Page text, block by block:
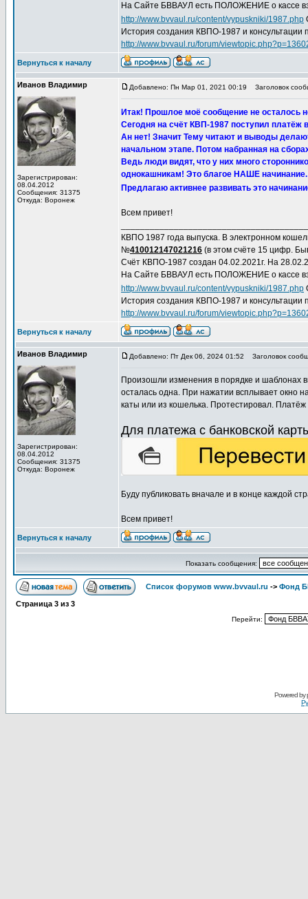
На Сайте БВВАУЛ есть ПОЛОЖЕНИЕ о кассе
http://www.bvvaul.ru/content/vypuskniki/1987.php
История создания КВПО-1987 и консультации
http://www.bvvaul.ru/forum/
Вернуться к началу
Иванов Владимир
Зарегистрирован:
08.04.2012
Сообщения: 31375
Откуда: Воронеж
Добавлено: Пн Мар 01, 2021 00:19 Заголовок
Итак! Прошлое моё сообщение не осталось
Сегодня на счёт КВП-1987 поступил платёж
Ан нет! Значит Тему читают и выводы
начальном этапе. Потом набранная на
Ведь люди видят, что у них много
однокашникам! Это благое НАШЕ начинание.
Предлагаю активнее развивать это
Всем привет!
КВПО 1987 года выпуска. В электронном
№410012147021216 (в этом счёте 15 цифр.
Счёт КВПО-1987 создан 04.02.2021г. На
На Сайте БВВАУЛ есть ПОЛОЖЕНИЕ о кассе
http://www.bvvaul.ru/content/vypuskniki/1987.php
История создания КВПО-1987 и консультации
http://www.bvvaul.ru/forum/
Вернуться к началу
Иванов Владимир
Зарегистрирован:
08.04.2012
Сообщения: 31375
Откуда: Воронеж
Добавлено: Пт Дек 06, 2024 01:52 Заголовок
Произошли изменения в порядке и шаблонах
осталась одна. При нажатии всплывает окно
каты или из кошелька. Протестировал.
Для платежа с банковской
Буду публиковать вначале и в конце каждой
Всем привет!
Вернуться к началу
Показать сообщения:
Список форумов www.bvvaul.ru -> Фонд
Страница 3 из 3
Перейти:
Powered by